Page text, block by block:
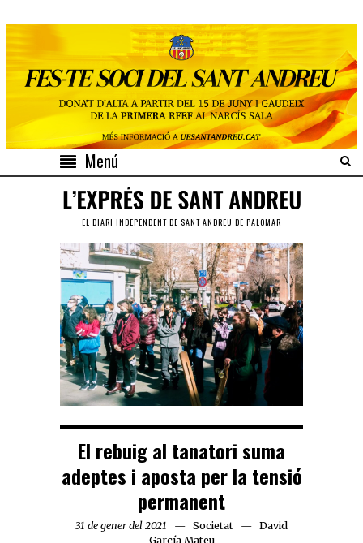
Menú
EL DIARI INDEPENDENT DE SANT ANDREU DE PALOMAR
El rebuig al tanatori suma
adeptes i aposta per la tensió
permanent
31 de gener del 2021 Societat
David
García Mateu